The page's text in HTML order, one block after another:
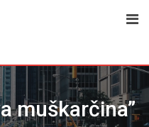
muškarčina”